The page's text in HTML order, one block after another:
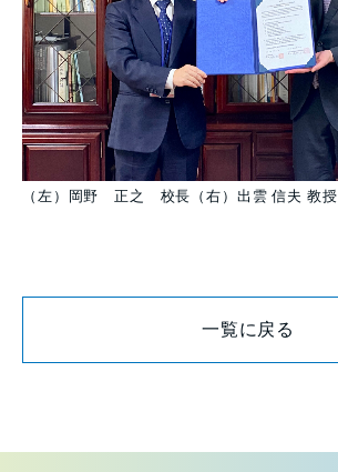
（左）岡野 正之 校長（右）出雲 信夫 教授
一覧に戻る